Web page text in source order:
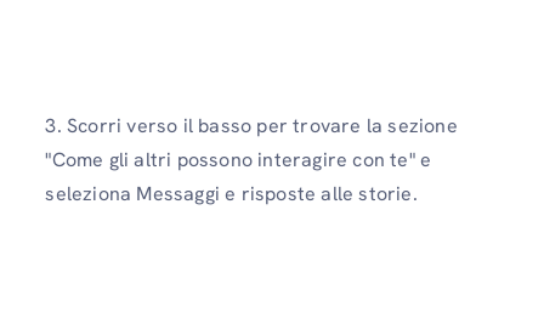
3. Scorri verso il basso per trovare la sezione
"Come gli altri possono interagire con te" e
seleziona Messaggi e risposte alle storie.